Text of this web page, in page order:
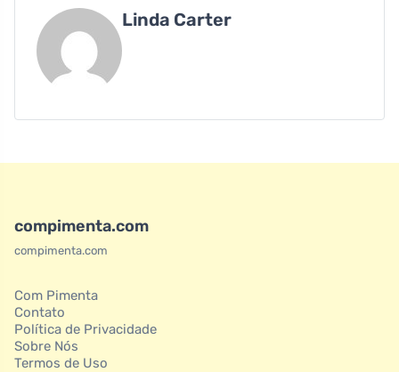
Linda Carter
compimenta.com
compimenta.com
Com Pimenta
Contato
Política de Privacidade
Sobre Nós
Termos de Uso